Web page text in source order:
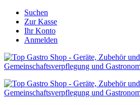
Suchen
Zur Kasse
Ihr Konto
Anmelden